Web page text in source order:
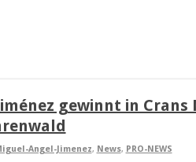
gewinnt in Crans
Angel-Jimenez, News, PRO-NEWS